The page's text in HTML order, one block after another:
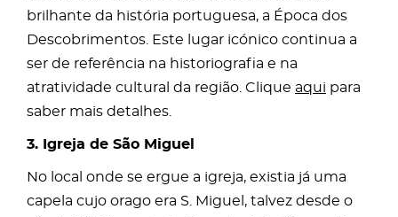
brilhante da história portuguesa, a Época dos
Descobrimentos. Este lugar icónico continua a
ser de referência na historiografia e na
atratividade cultural da região. Clique aqui para
saber mais detalhes.
3. Igreja de São Miguel
No local onde se ergue a igreja, existia já uma
capela cujo orago era S. Miguel, talvez desde o